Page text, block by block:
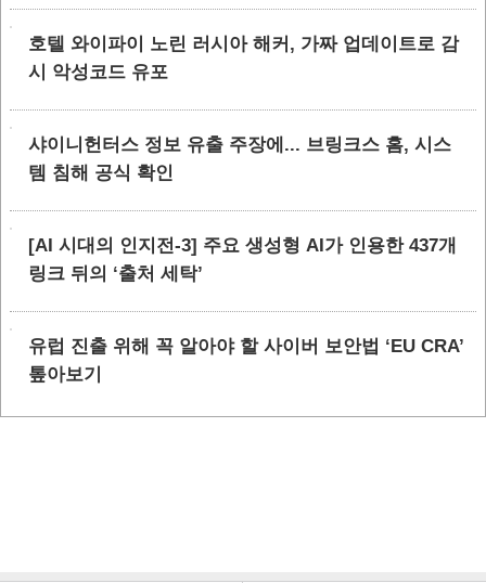
호텔 와이파이 노린 러시아 해커, 가짜 업데이트로 감
시 악성코드 유포
샤이니헌터스 정보 유출 주장에... 브링크스 홈, 시스
템 침해 공식 확인
[AI 시대의 인지전-3] 주요 생성형 AI가 인용한 437개
링크 뒤의 ‘출처 세탁’
유럽 진출 위해 꼭 알아야 할 사이버 보안법 ‘EU CRA’
톺아보기